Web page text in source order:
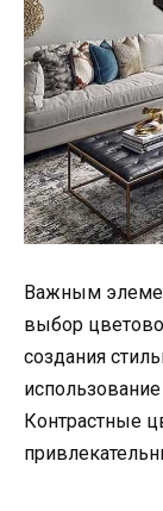
Важным
выбор
создания
Контрастные